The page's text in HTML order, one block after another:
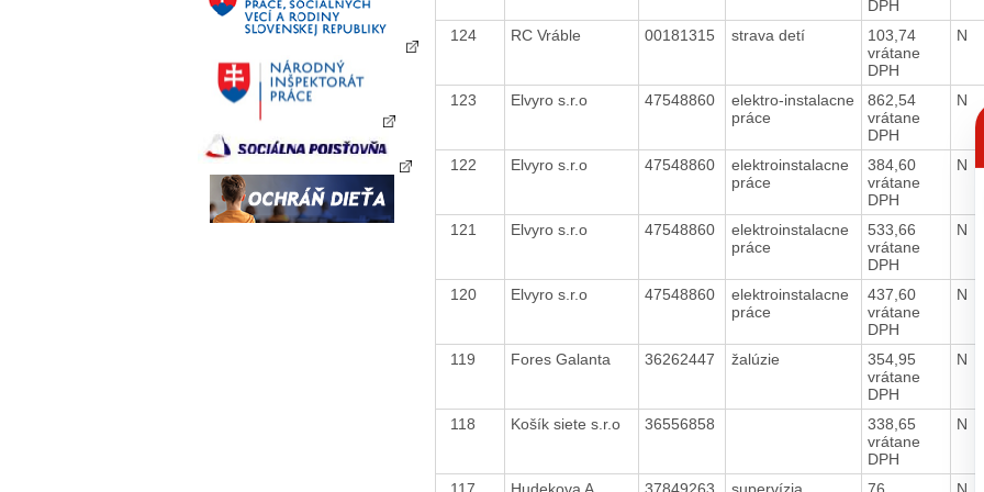
DPH
124 RC Vráble 00181315 strava detí
103,74
vrátane
DPH
N
123 Elvyro s.r.o 47548860
elektro-instalacne
práce
862,54
vrátane
DPH
N
122 Elvyro s.r.o 47548860
elektroinstalacne
práce
384,60
vrátane
DPH
N
121 Elvyro s.r.o 47548860
elektroinstalacne
práce
533,66
vrátane
DPH
N
120 Elvyro s.r.o 47548860
elektroinstalacne
práce
437,60
vrátane
DPH
N
119 Fores Galanta 36262447 žalúzie
354,95
vrátane
DPH
N
118 Košík siete s.r.o 36556858
338,65
vrátane
DPH
N